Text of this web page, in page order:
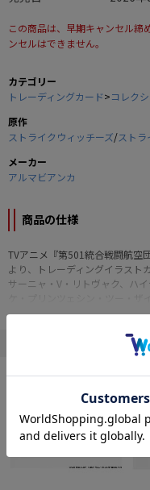
この商品は、早期キャンセル締
ンセルはできません。
カテゴリー
トレーディングカード>コレク
原作
ストライクウィッチーズ/スト
メーカー
アルマビアンカ
商品の仕様
TVアニメ『第501統合戦闘航空
より、トレーディングイラスト
サーニャ・V・リトヴャク、ハ
ケ・プリンツェシン・ツー・
ストをイラストカードに仕上げ
©2020 島田フミカネ・
" ストライクウィッチーズ